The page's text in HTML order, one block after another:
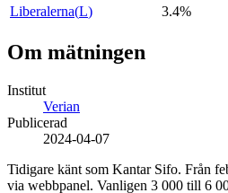
Liberalerna(L) 3.4%
Om mätningen
Institut
Verian
Publicerad
2024-04-07
Tidigare känt som Kantar Sifo. Från
via webbpanel. Vanligen 3 000 till 6